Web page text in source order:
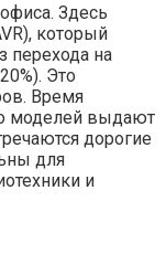
Здесь
который
перехода на
Это
Время
моделей выдают
дорогие
для
и